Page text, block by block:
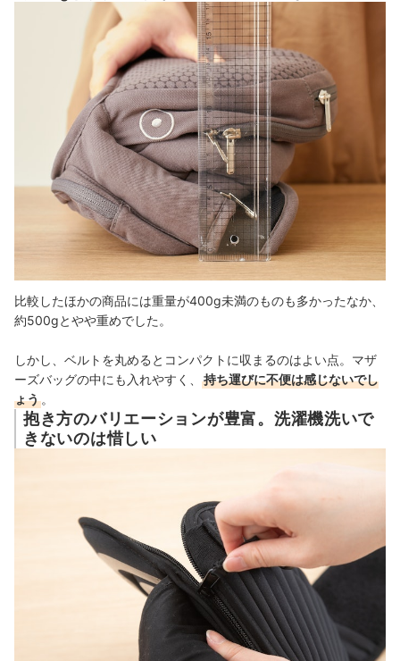
比較したほかの商品には重量が400g未満のものも多かったなか、
約500gとやや重めでした。
しかし、ベルトを丸めるとコンパクトに収まるのはよい点。マザ
ーズバッグの中にも入れやすく、
持ち運びに不便は感じないでし
ょう 。
抱き方のバリエーションが豊富。洗濯機洗いで
きないのは惜しい